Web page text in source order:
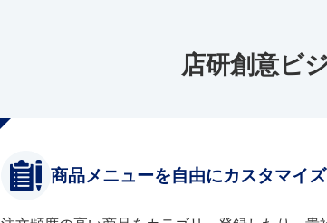
店研創意ビ
商品メニューを自由にカスタマイズ